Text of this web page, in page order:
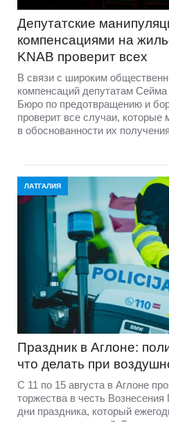
Депутатские
компенсациями на
KNAB проверит всех
В связи с широким
компенсаций депутатам
Бюро по предотвращению и
проверит все случаи, которые
в обоснованности их
ЛАТГАЛИЯ
Праздник в Аглоне:
что делать при
С 11 по 15 августа в Аглоне
торжества в честь
дни праздника, который